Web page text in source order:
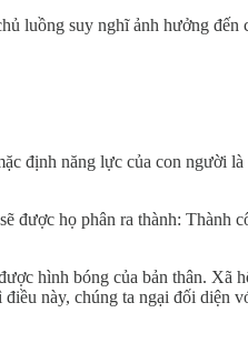
luồng suy nghĩ ảnh hưởng
định năng lực của con người
họ phân ra thành: Thành
hình bóng của bản thân.
này, chúng ta ngại đối